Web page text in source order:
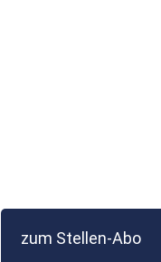
zum Stellen-Abo